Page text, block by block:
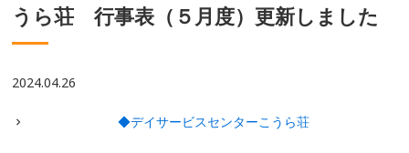
うら荘 行事表（５月度）更新しました
2024.04.26
◆デイサービスセンターこうら荘